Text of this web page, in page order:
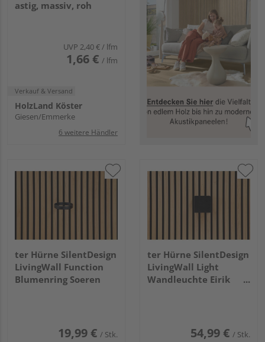
astig, massiv, roh
UVP 2,40 €/ lfm
1,66 € / lfm
Verkauf & Versand
HolzLand Köster
Giesen/Emmerke
6 weitere Händler
ter Hürne SilentDesign
LivingWall Function
Blumenring Soeren
19,99 € / Stk.
ter Hürne SilentDesign
LivingWall Light
Wandleuchte Eirik
54,99 € / Stk.